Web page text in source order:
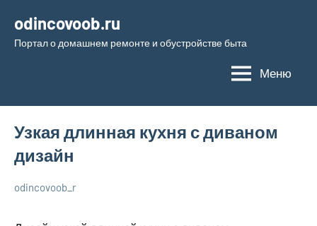
содержимому
odincovoob.ru
Портал о домашнем ремонте и обустройстве быта
Меню
Узкая длинная кухня с диваном
дизайн
odincovoob_r